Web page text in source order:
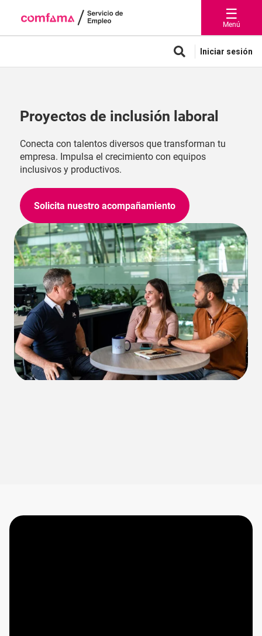
☰
Menú
Iniciar sesión
Proyectos de inclusión laboral
Conecta con talentos diversos que transforman tu
empresa. Impulsa el crecimiento con equipos
inclusivos y productivos.
Solicita nuestro acompañamiento